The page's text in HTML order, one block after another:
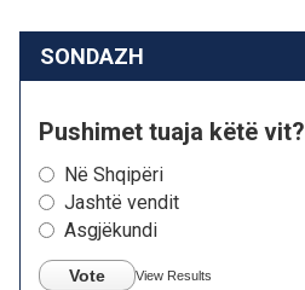
SONDAZH
Pushimet tuaja këtë vit?
Në Shqipëri
Jashtë vendit
Asgjëkundi
Vote View Results